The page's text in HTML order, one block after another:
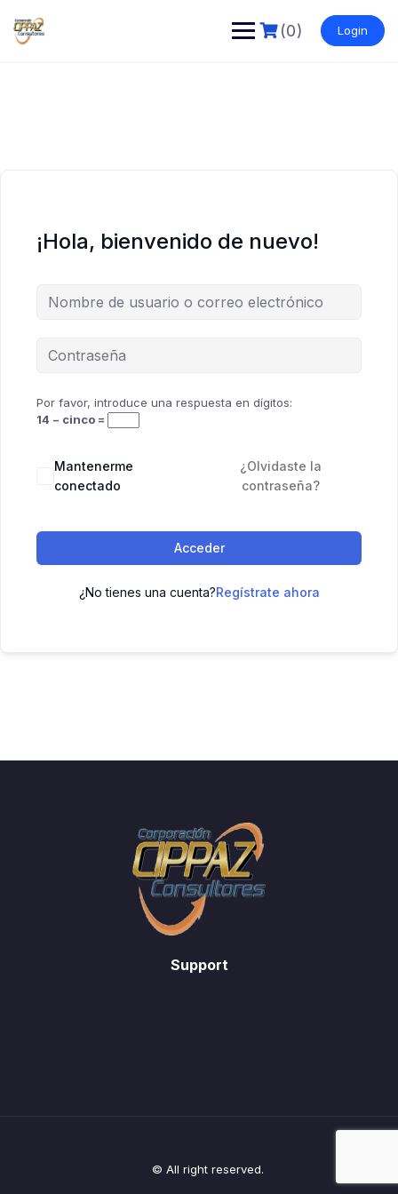
contenido
(0) Login
¡Hola, bienvenido de nuevo!
Por favor, introduce una respuesta en dígitos:
14 − cinco =
Mantenerme
conectado
¿Olvidaste la
contraseña?
Acceder
¿No tienes una cuenta?Regístrate ahora
Support
© All right reserved.